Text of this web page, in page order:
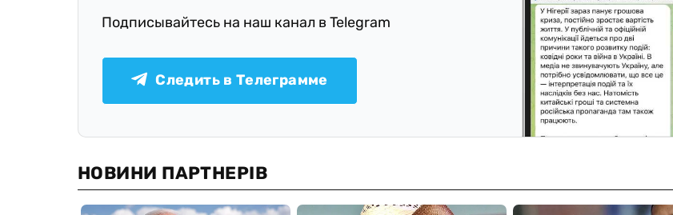
Подписывайтесь на наш канал в Telegram
Следить в Телеграмме